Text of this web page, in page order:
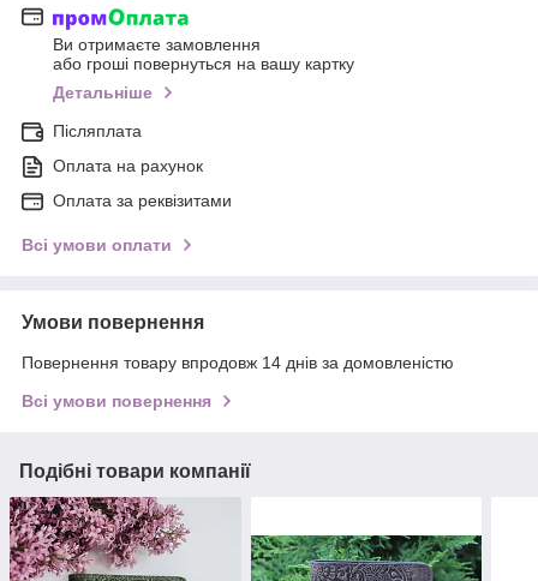
Ви отримаєте замовлення
або гроші повернуться на вашу картку
Детальніше
Післяплата
Оплата на рахунок
Оплата за реквізитами
Всі умови оплати
Умови повернення
Повернення товару впродовж 14 днів за домовленістю
Всі умови повернення
Подібні товари компанії